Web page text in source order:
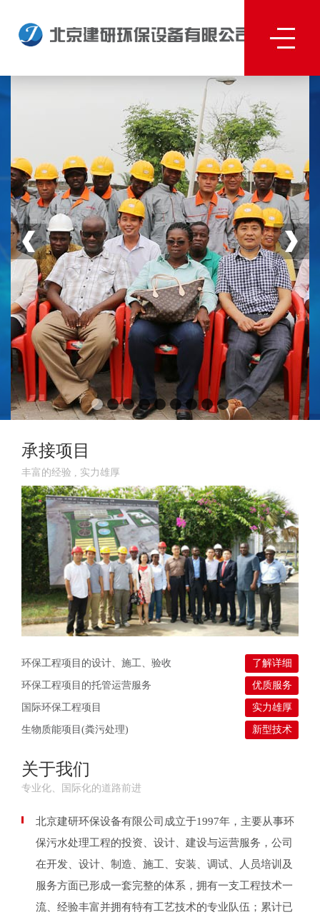
承接项目
丰富的经验 , 实力雄厚
环保工程项目的设计、施工、验收 了解详细
环保工程项目的托管运营服务 优质服务
国际环保工程项目 实力雄厚
生物质能项目(粪污处理) 新型技术
关于我们
专业化、国际化的道路前进
北京建研环保设备有限公司成立于1997年，主要从事环
保污水处理工程的投资、设计、建设与运营服务，公司
在开发、设计、制造、施工、安装、调试、人员培训及
服务方面已形成一套完整的体系，拥有一支工程技术一
流、经验丰富并拥有特有工艺技术的专业队伍；累计已